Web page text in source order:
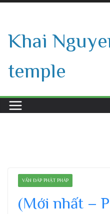
content
Khai
temple
VẤN ĐÁP PHẬT PHÁP
(Mới nhất –